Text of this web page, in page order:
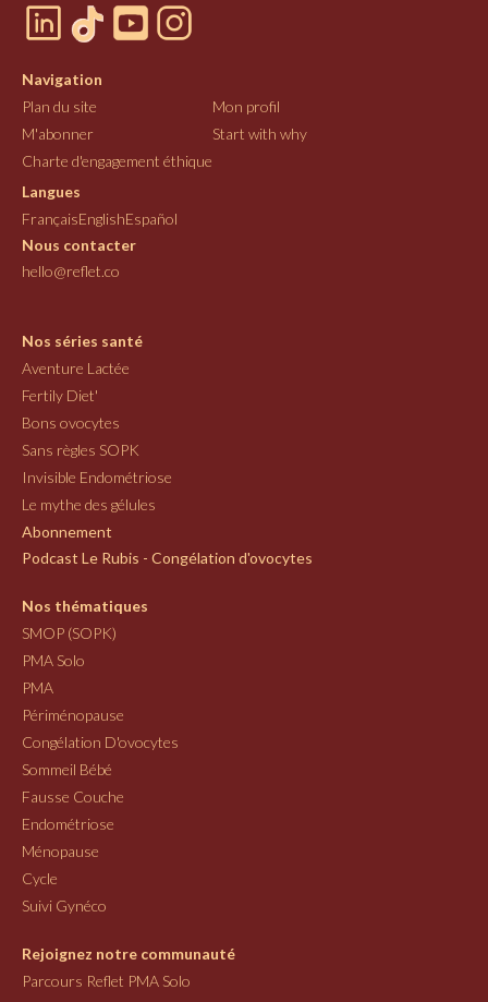
Navigation
Plan du site
Mon profil
M'abonner
Start with why
Charte d'engagement éthique
Langues
FrançaisEnglishEspañol
Nous contacter
hello@reflet.co
Nos séries santé
Aventure Lactée
Fertily Diet'
Bons ovocytes
Sans règles SOPK
Invisible Endométriose
Le mythe des gélules
Abonnement
Podcast Le Rubis - Congélation d'ovocytes
Nos thématiques
SMOP (SOPK)
PMA Solo
PMA
Périménopause
Congélation D'ovocytes
Sommeil Bébé
Fausse Couche
Endométriose
Ménopause
Cycle
Suivi Gynéco
Rejoignez notre communauté
Parcours Reflet PMA Solo